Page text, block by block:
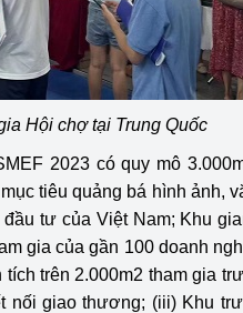
Album ảnh bảo vệ
Văn bản về môi trường
Đọc báo giúp bạn
tư tưởng của Đảng
- Người dân
mại Khu vực miền Bắc
Khu vực miền Trung
Khu vực miền Nam
ngoàiHiệp định EVFTA
Thị trường châu Á –
Thị trường châu Âu –
nước
đưa nghị quyết
Đảng vào cuộc sống
Hội chợ tại Trung Quốc
2023 có quy mô
tiêu quảng bá hình ảnh,
tư của Việt Nam; Khu
gia của gần 100 doanh
trên 2.000m2 tham gia
nối giao thương; (iii) Khu